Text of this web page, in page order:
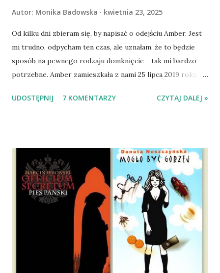
Autor: Monika Badowska kwietnia 23, 2025
Od kilku dni zbieram się, by napisać o odejściu Amber. Jest
mi trudno, odpycham ten czas, ale uznałam, że to będzie
sposób na pewnego rodzaju domknięcie - tak mi bardzo
potrzebne. Amber zamieszkała z nami 25 lipca 2019 roku.
Mazowieckim, pojechaliśmy na wizytę zapoznawczą, a kilka
wspólnego życia przeczytacie TUTAJ i TUTAJ . Gdy już
nieco okrzepliśmy w codzienności z psem, a Amber - z
ludźmi i kotami, pojawił się pomysł na wspólny jesienny
wyjazd w Beskid Niski. Zanim to jednak się stało psica miała
atak padaczki, co spowodowało, że wyjazd odwołaliśmy,
wdrożyliśmy leczenie i od nowa zaczęliśmy oswajać z nami i
wspólnym życiem zdezorientowanego chorobą psa. Udało
się ustabilizować zawirowania zdrowotne i wówczas
zaczęliśmy się cieszyć sobą wzajemnie już na 100%.
UDOSTĘPNIJ 7 KOMENTARZY CZYTAJ DALEJ »